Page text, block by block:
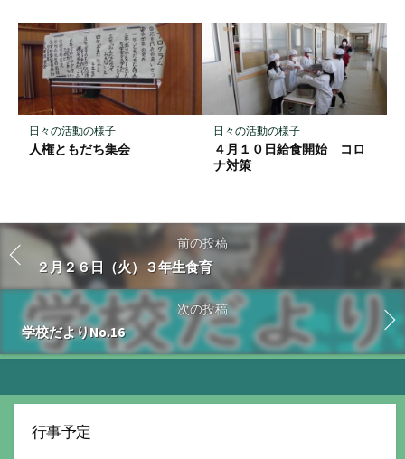
日々の活動の様子
人権ともだち集会
日々の活動の様子
４月１０日給食開始 コロ
ナ対策
前の投稿
２月２６日（火）３年生食育
次の投稿
学校だよりNo.16
行事予定